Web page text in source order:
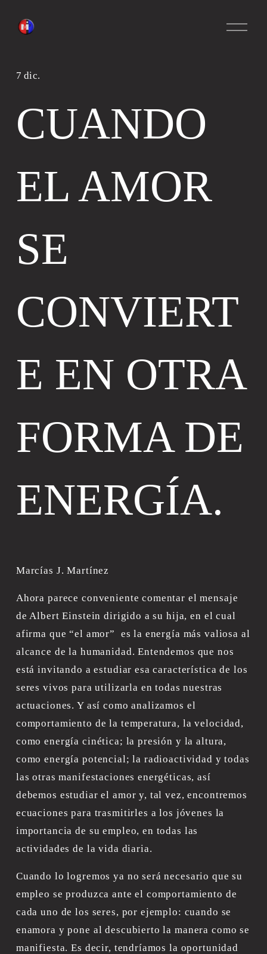
A
b
CUANDO
EL AMOR
SE
CONVIERT
E EN OTRA
FORMA DE
ENERGÍA.
7 dic.
Marcías J. Martínez
Ahora parece conveniente comentar el mensaje
de Albert Einstein dirigido a su hija, en el cual
afirma que “el amor”  es la energía más valiosa al
alcance de la humanidad. Entendemos que nos
está invitando a estudiar esa característica de los
seres vivos para utilizarla en todas nuestras
actuaciones. Y así como analizamos el
comportamiento de la temperatura, la velocidad,
como energía cinética; la presión y la altura,
como energía potencial; la radioactividad y todas
las otras manifestaciones energéticas, así
debemos estudiar el amor y, tal vez, encontremos
ecuaciones para trasmitirles a los jóvenes la
importancia de su empleo, en todas las
actividades de la vida diaria.
Cuando lo logremos ya no será necesario que su
empleo se produzca ante el comportamiento de
cada uno de los seres, por ejemplo: cuando se
enamora y pone al descubierto la manera como se
manifiesta. Es decir, tendríamos la oportunidad